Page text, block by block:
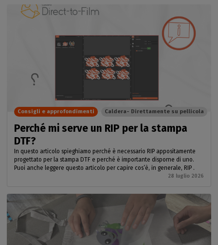
Perché mi serve un RIP per la stampa
DTF?
In questo articolo spieghiamo perché è necessario RIP appositamente
progettato per la stampa DTF e perché è importante disporne di uno.
Puoi anche leggere questo articolo per capire cos’è, in generale, RIP .
28 luglio 2026
Consigli e approfondimenti Caldera- Direttamente su pellicola